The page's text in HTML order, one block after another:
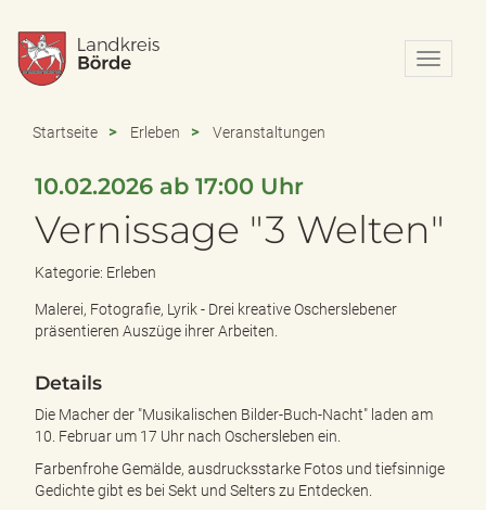
N
a
u
l
Startseite Erleben Veranstaltungen
10.02.2026 ab 17:00 Uhr
Vernissage "3 Welten"
Kategorie: Erleben
Malerei, Fotografie, Lyrik - Drei kreative Oscherslebener
präsentieren Auszüge ihrer Arbeiten.
Details
Die Macher der "Musikalischen Bilder-Buch-Nacht" laden am
10. Februar um 17 Uhr nach Oschersleben ein.
Farbenfrohe Gemälde, ausdrucksstarke Fotos und tiefsinnige
Gedichte gibt es bei Sekt und Selters zu Entdecken.